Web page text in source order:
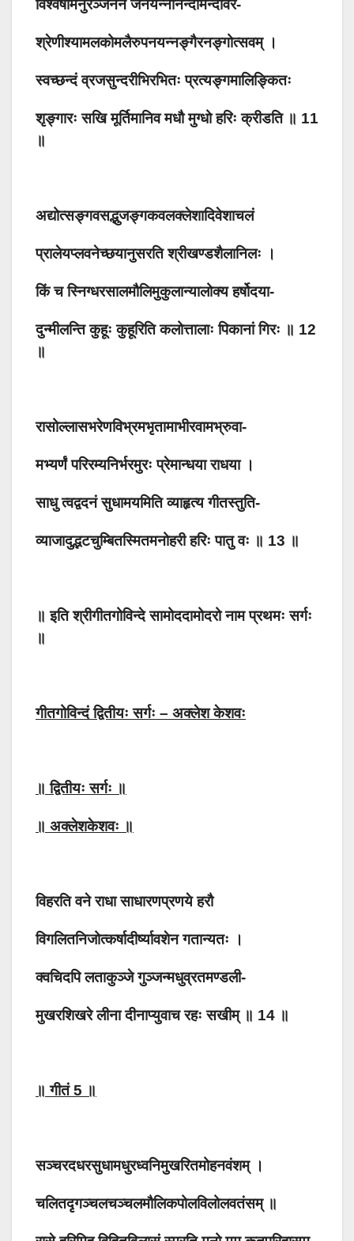
विश्वेषामनुरञ्जनेन जनयन्नानन्दमिन्दीवर-
श्रेणीश्यामलकोमलैरुपनयन्नङ्गैरनङ्गोत्सवम् ।
स्वच्छन्दं व्रजसुन्दरीभिरभितः प्रत्यङ्गमालिङ्कितः
शृङ्गारः सखि मूर्तिमानिव मधौ मुग्धो हरिः क्रीडति ॥ 11
॥
अद्योत्सङ्गवसद्भुजङ्गकवलक्लेशादिवेशाचलं
प्रालेयप्लवनेच्छयानुसरति श्रीखण्डशैलानिलः ।
किं च स्निग्धरसालमौलिमुकुलान्यालोक्य हर्षोदया-
दुन्मीलन्ति कुहूः कुहूरिति कलोत्तालाः पिकानां गिरः ॥ 12
॥
रासोल्लासभरेणविभ्रमभृतामाभीरवामभ्रुवा-
मभ्यर्णं परिरम्यनिर्भरमुरः प्रेमान्धया राधया ।
साधु त्वद्वदनं सुधामयमिति व्याहृत्य गीतस्तुति-
व्याजादुद्भटचुम्बितस्मितमनोहरी हरिः पातु वः ॥ 13 ॥
॥ इति श्रीगीतगोविन्दे सामोददामोदरो नाम प्रथमः सर्गः
॥
गीतगोविन्दं द्वितीयः सर्गः – अक्लेश केशवः
॥ द्वितीयः सर्गः ॥
॥ अक्लेशकेशवः ॥
विहरति वने राधा साधारणप्रणये हरौ
विगलितनिजोत्कर्षादीर्ष्यावशेन गतान्यतः ।
क्वचिदपि लताकुञ्जे गुञ्जन्मधुव्रतमण्डली-
मुखरशिखरे लीना दीनाप्युवाच रहः सखीम् ॥ 14 ॥
॥ गीतं 5 ॥
सञ्चरदधरसुधामधुरध्वनिमुखरितमोहनवंशम् ।
चलितदृगञ्चलचञ्चलमौलिकपोलविलोलवतंसम् ॥